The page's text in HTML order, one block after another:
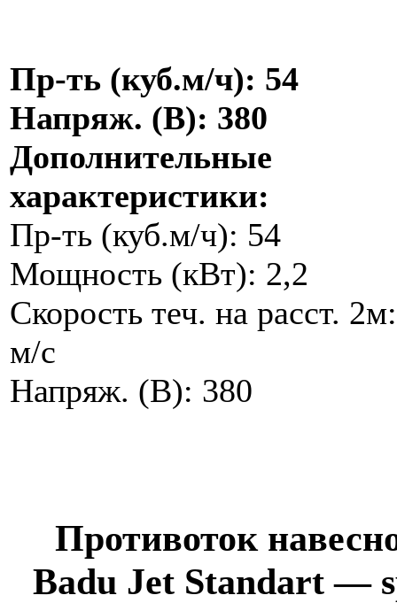
Пр-ть (куб.м/ч): 54
Напряж. (В): 380
Дополнительные
характеристики:
Пр-ть (куб.м/ч): 54
Мощность (кВт): 2,2
Скорость теч. на расст.
м/с
Напряж. (В): 380
Противоток
Badu Jet Standart —